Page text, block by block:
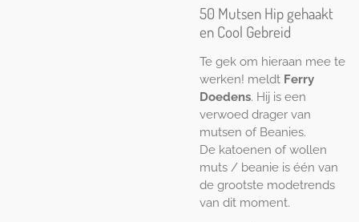
50 Mutsen Hip gehaakt
en Cool Gebreid
Te gek om hieraan mee te
werken! meldt Ferry
Doedens. Hij is een
verwoed drager van
mutsen of Beanies.
De katoenen of wollen
muts / beanie is één van
de grootste modetrends
van dit moment.